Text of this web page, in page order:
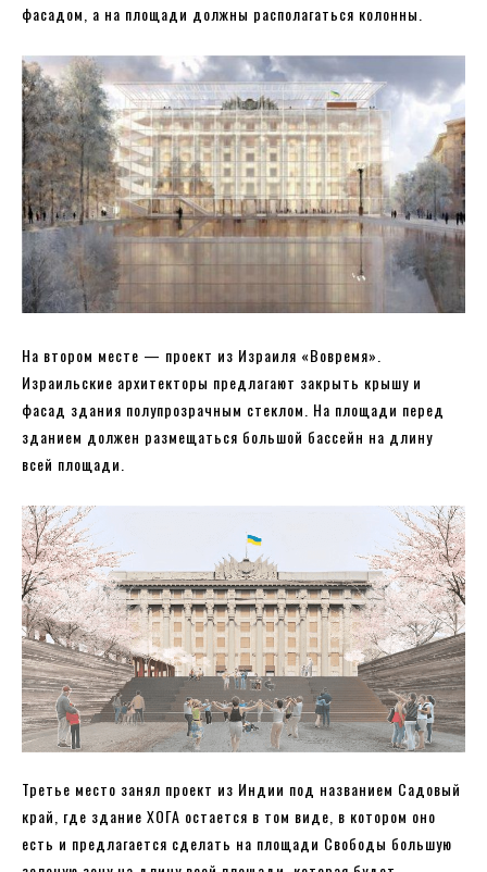
фасадом, а на площади должны располагаться колонны.
На втором месте — проект из Израиля «Вовремя».
Израильские архитекторы предлагают закрыть крышу и
фасад здания полупрозрачным стеклом. На площади перед
зданием должен размещаться большой бассейн на длину
всей площади.
Третье место занял проект из Индии под названием Садовый
край, где здание ХОГА остается в том виде, в котором оно
есть и предлагается сделать на площади Свободы большую